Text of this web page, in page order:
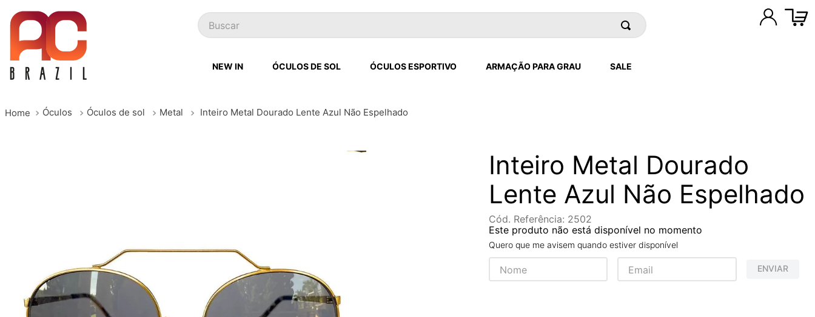
Buscar
NEW IN ÓCULOS DE SOL ÓCULOS ESPORTIVO ARMAÇÃO PARA GRAU SALE
Óculos Óculos de sol Metal Inteiro Metal Dourado Lente Azul Não Espelhado
Inteiro Metal Dourado
Lente Azul Não Espelhado
Cód. Referência: 2502
Este produto não está disponível no momento
Quero que me avisem quando estiver disponível
ENVIAR